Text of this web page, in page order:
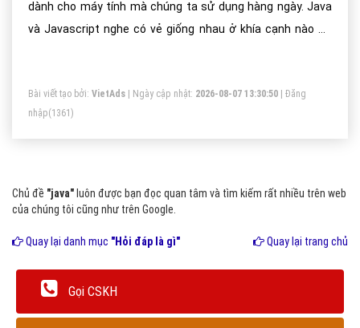
dành cho máy tính mà chúng ta sử dụng hàng ngày. Java
và Javascript nghe có vẻ giống nhau ở khía cạnh nào đó
Java được dùng để tạo ra ứng dụng chạy trong môi trường
ảo hoặc trình duyệt web. Ngoài ra, mã của Java cần được
biên dịch (compile) trong khi mã Javascript tất cả đều là
Bài viết tạo bởi: VietAds | Ngày cập nhật: 2026-08-07 13:30:50
Đăng
nhập(1361)
Chủ đề "java" luôn được bạn đọc quan tâm và tìm kiếm rất nhiều trên web
của chúng tôi cũng như trên Google.
Quay lại danh mục "Hỏi đáp là gì" Quay lại trang chủ
Gọi CSKH